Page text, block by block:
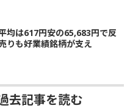
均は617円安の65,683円で反
も好業績銘柄が支え
去記事を読む